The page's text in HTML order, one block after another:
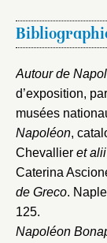
Autour de
d’exposition,
musées
Napoléon,
Chevallier et alii
Caterina
de Greco.
125.
Napoléon